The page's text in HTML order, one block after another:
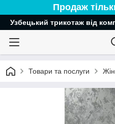
Продаж
Узбецький трикотаж від
Товари та послуги